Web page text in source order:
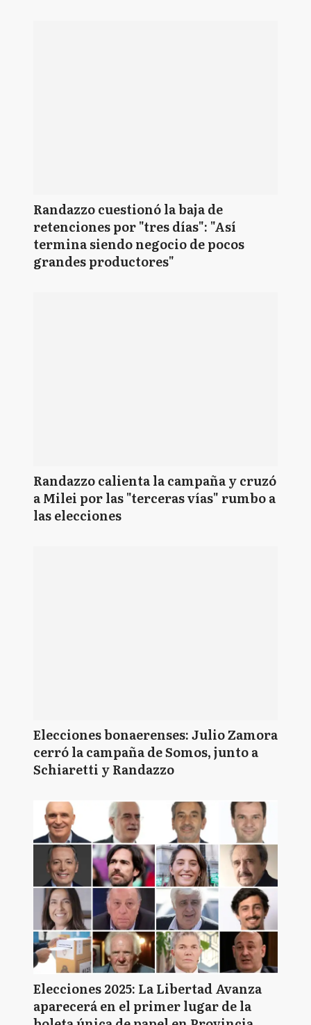
Randazzo cuestionó la baja de
retenciones por "tres días": "Así
termina siendo negocio de pocos
grandes productores"
Randazzo calienta la campaña y cruzó
a Milei por las "terceras vías" rumbo a
las elecciones
Elecciones bonaerenses: Julio Zamora
cerró la campaña de Somos, junto a
Schiaretti y Randazzo
Elecciones 2025: La Libertad Avanza
aparecerá en el primer lugar de la